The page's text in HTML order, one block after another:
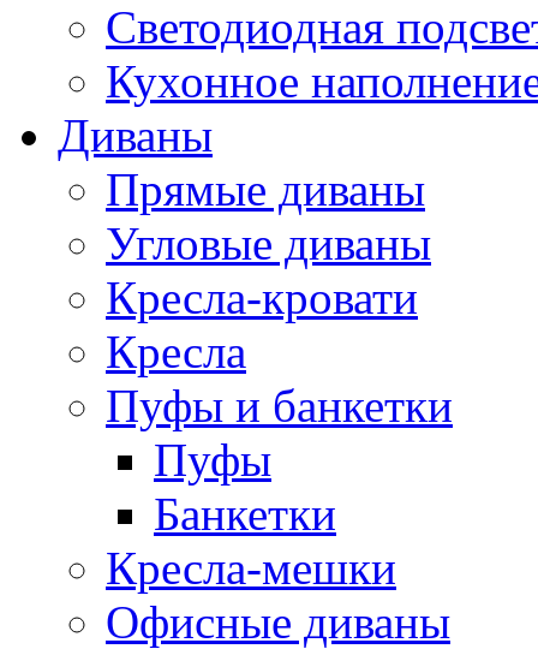
Светодиодная
Кухонное
Диваны
Прямые диваны
Угловые диваны
Кресла-кровати
Кресла
Пуфы и банкетки
Пуфы
Банкетки
Кресла-мешки
Офисные диваны